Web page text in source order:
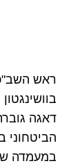
ראש
דאגה
הביטחוני
במעמדה